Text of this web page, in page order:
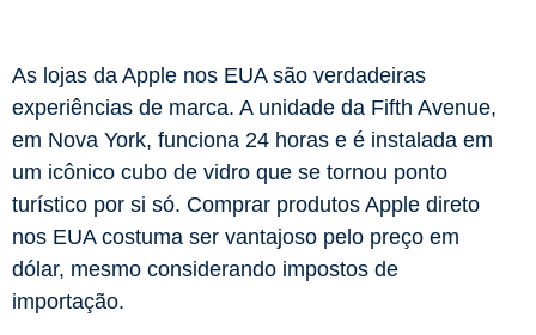
As lojas da Apple nos EUA são verdadeiras
experiências de marca. A unidade da Fifth Avenue,
em Nova York, funciona 24 horas e é instalada em
um icônico cubo de vidro que se tornou ponto
turístico por si só. Comprar produtos Apple direto
nos EUA costuma ser vantajoso pelo preço em
dólar, mesmo considerando impostos de
importação.